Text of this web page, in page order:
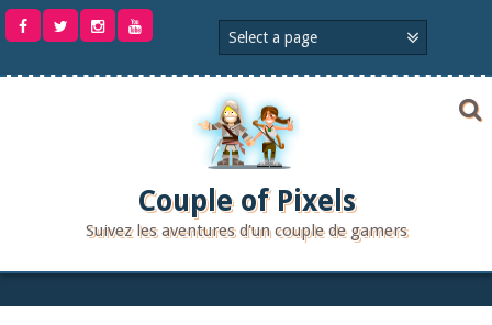
Aller
Couple of Pixels
Suivez les aventures d'un couple de gamers